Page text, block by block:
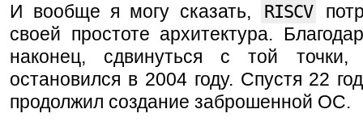
И вообще я могу сказать,
RISCV
своей простоте архитектура.
наконец, сдвинуться с той точки,
остановился в 2004 году. Спустя 22
продолжил создание заброшенной ОС.